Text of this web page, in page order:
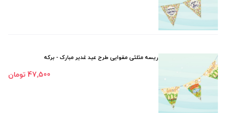
ریسه مثلثی مقوایی طرح عید غدیر مبارک - برکه
47٬500 تومان